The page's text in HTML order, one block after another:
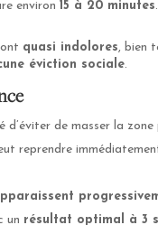
environ 15 à 20 minutes.
quasi indolores, bien
éviction sociale.
d’éviter de masser la
reprendre
un résultat optimal à 3